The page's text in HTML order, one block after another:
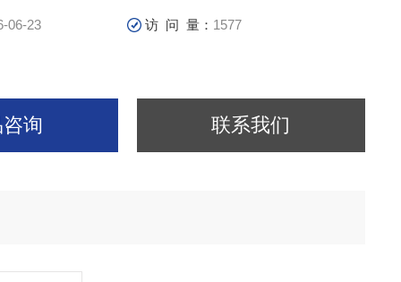
06-23 访 问 量： 1577
询 联系我们